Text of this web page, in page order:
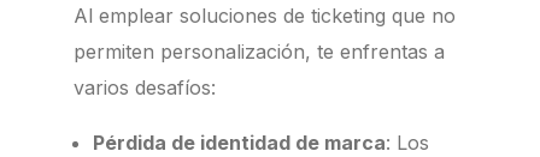
Al emplear soluciones de ticketing que no
permiten personalización, te enfrentas a
varios desafíos:
Pérdida de identidad de marca: Los